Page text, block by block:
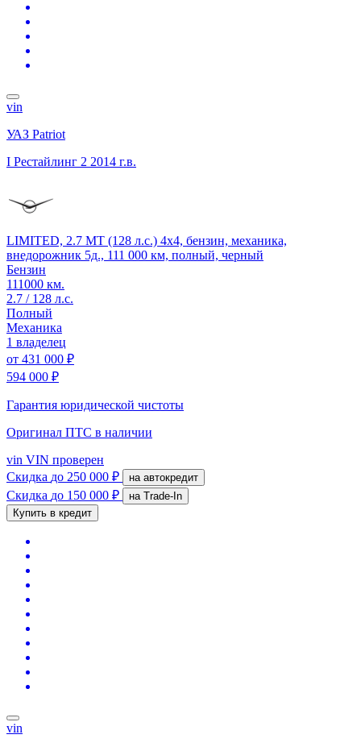
vin
УАЗ Patriot
I Рестайлинг 2 2014 г.в.
LIMITED, 2.7 MT (128 л.с.) 4x4, бензин, механика,
внедорожник 5д., 111 000 км, полный, черный
Бензин
111000 км.
2.7 / 128 л.с.
Полный
Механика
1 владелец
от 431 000 ₽
594 000 ₽
Гарантия юридической чистоты
Оригинал ПТС в наличии
vin VIN проверен
Скидка до 250 000 ₽ на автокредит
Скидка до 150 000 ₽
на Trade-In
Купить в кредит
vin